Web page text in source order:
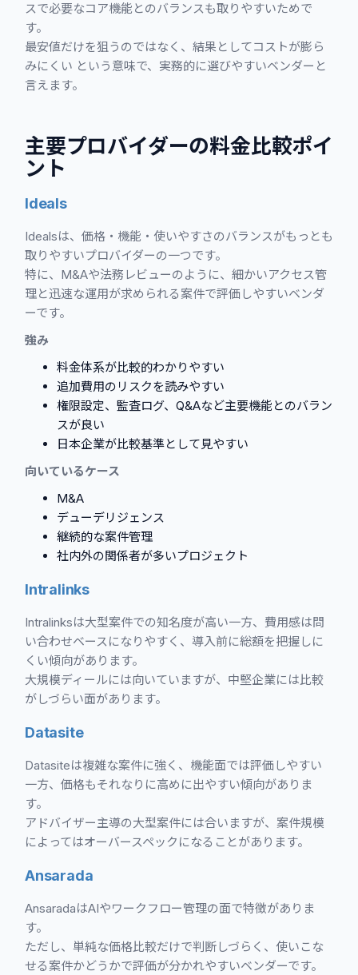
スで必要なコア機能とのバランスも取りやすいためで
す。
最安値だけを狙うのではなく、結果としてコストが膨ら
みにくい という意味で、実務的に選びやすいベンダーと
言えます。
主要プロバイダーの料金比較ポイ
ント
Ideals
Idealsは、価格・機能・使いやすさのバランスがもっとも
取りやすいプロバイダーの一つです。
特に、M&Aや法務レビューのように、細かいアクセス管
理と迅速な運用が求められる案件で評価しやすいベンダ
ーです。
強み
料金体系が比較的わかりやすい
追加費用のリスクを読みやすい
権限設定、監査ログ、Q&Aなど主要機能とのバラン
スが良い
日本企業が比較基準として見やすい
向いているケース
M&A
デューデリジェンス
継続的な案件管理
社内外の関係者が多いプロジェクト
Intralinks
Intralinksは大型案件での知名度が高い一方、費用感は問
い合わせベースになりやすく、導入前に総額を把握しに
くい傾向があります。
大規模ディールには向いていますが、中堅企業には比較
がしづらい面があります。
Datasite
Datasiteは複雑な案件に強く、機能面では評価しやすい
一方、価格もそれなりに高めに出やすい傾向がありま
す。
アドバイザー主導の大型案件には合いますが、案件規模
によってはオーバースペックになることがあります。
Ansarada
AnsaradaはAIやワークフロー管理の面で特徴がありま
す。
ただし、単純な価格比較だけで判断しづらく、使いこな
せる案件かどうかで評価が分かれやすいベンダーです。